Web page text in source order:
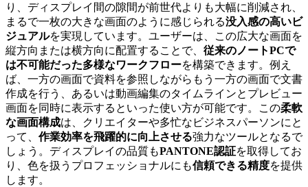
り、ディスプレイ間の隙間が前世代よりも大幅に削減され、
まるで一枚の大きな画面のように感じられる没入感の高いビ
ジュアルを実現しています。ユーザーは、この広大な画面を
縦方向または横方向に配置することで、 従来のノートPCで
は不可能だった多様なワークフローを構築できます。例え
ば、一方の画面で資料を参照しながらもう一方の画面で文書
作成を行う、あるいは動画編集のタイムラインとプレビュー
画面を同時に表示するといった使い方が可能です。この柔軟
な画面構成は、クリエイターや多忙なビジネスパーソンにと
って、 作業効率を飛躍的に向上させる強力なツールとなるで
しょう。ディスプレイの品質もPANTONE認証を取得してお
り、色を扱うプロフェッショナルにも信頼できる精度を提供
します。